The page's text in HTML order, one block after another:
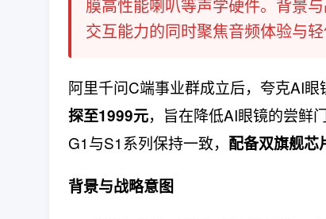
膜高性能喇叭等声学硬件。背景
交互能力的同时聚焦音频体验与
阿里千问C端事业群成立后，夸克AI眼
探至1999元，旨在降低AI眼镜的尝鲜
G1与S1系列保持一致， 配备双旗舰芯
背景与战略意图